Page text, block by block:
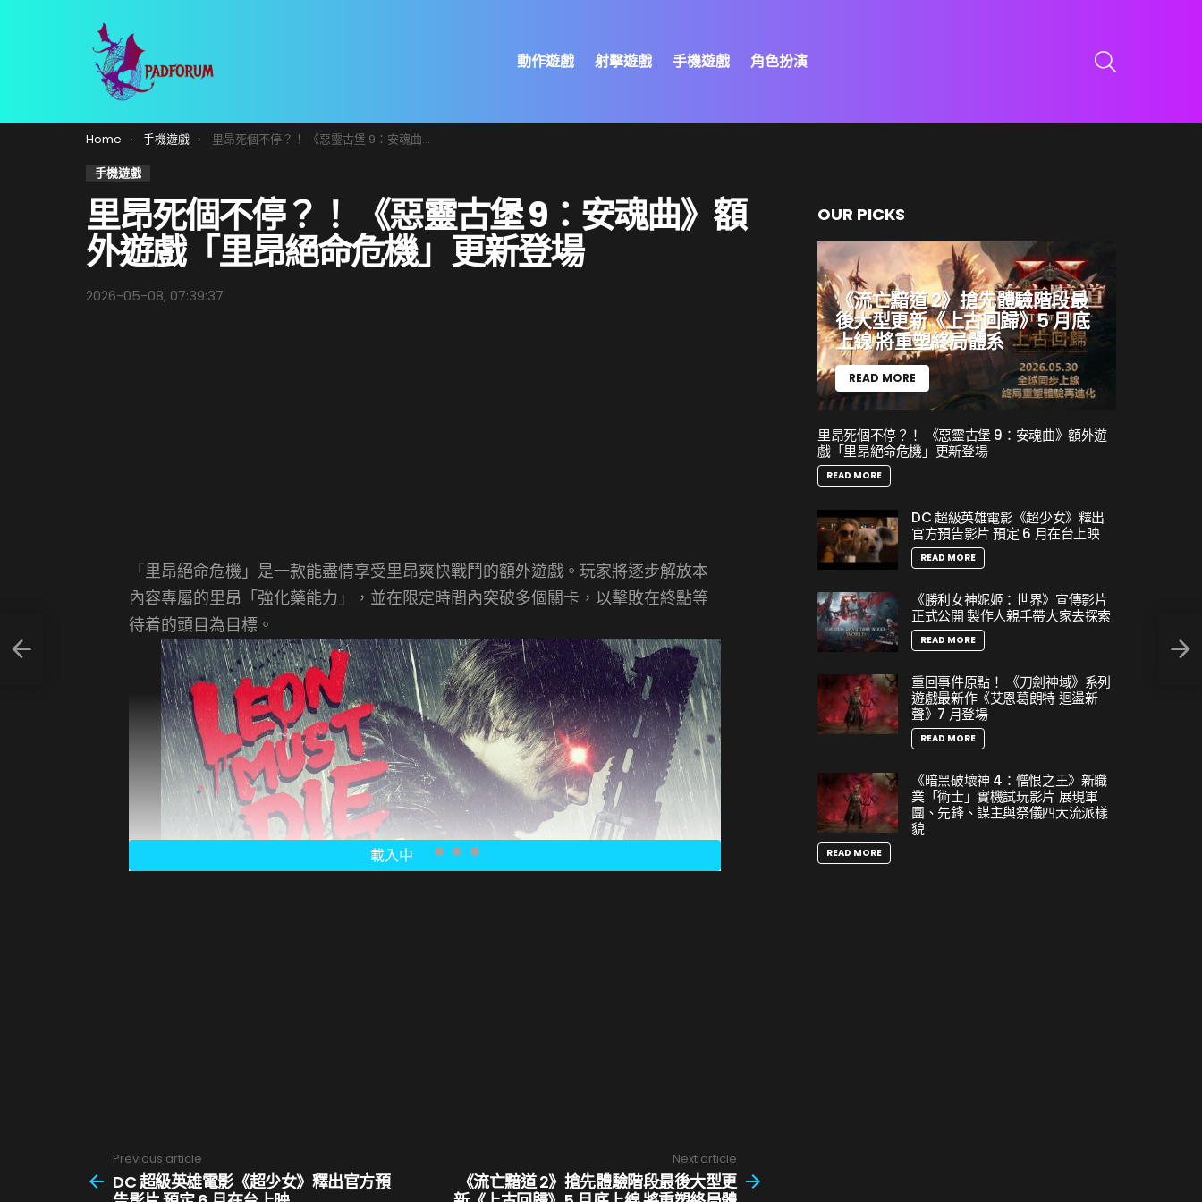
動作遊戲 射擊遊戲 手機遊戲 角色扮演
You are here:
Home 手機遊戲
里昂死個不停？！ 《惡靈古堡 9：安魂曲》額外遊戲「里昂絕命危機」更新登場
手機遊戲
里昂死個不停？！ 《惡靈古堡 9：安魂曲》額
外遊戲「里昂絕命危機」更新登場
2026-05-08, 07:39:37
「里昂絕命危機」是一款能盡情享受里昂爽快戰鬥的額外遊戲。玩家將逐步解放本
內容專屬的里昂「強化藥能力」，並在限定時間內突破多個關卡，以擊敗在終點等
待着的頭目為目標。
閱讀全文
more
Previous article
DC 超級英雄電影《超少女》釋出官方預
Next article
《流亡黯道 2》搶先體驗階段最後大型更
OUR PICKS
《流亡黯道 2》搶先體驗階段最
後大型更新《上古回歸》5 月底
上線 將重塑終局體系
READ MORE
里昂死個不停？！ 《惡靈古堡 9：安魂曲》額外遊
戲「里昂絕命危機」更新登場
READ MORE
DC 超級英雄電影《超少女》釋出
官方預告影片 預定 6 月在台上映
READ MORE
《勝利女神妮姬：世界》宣傳影片
正式公開 製作人親手帶大家去探索
READ MORE
重回事件原點！ 《刀劍神域》系列
遊戲最新作《艾恩葛朗特 迴盪新
聲》7 月登場
READ MORE
《暗黑破壞神 4：憎恨之王》新職
業「術士」實機試玩影片 展現軍
團、先鋒、謀主與祭儀四大流派樣
貌
READ MORE
影
《
《